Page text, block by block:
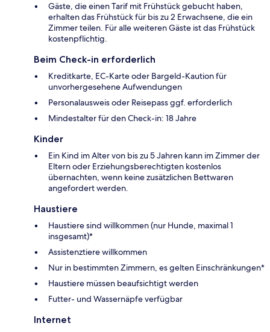
Gäste, die einen Tarif mit Frühstück gebucht haben,
erhalten das Frühstück für bis zu 2 Erwachsene, die ein
Zimmer teilen. Für alle weiteren Gäste ist das Frühstück
kostenpflichtig.
Beim Check-in erforderlich
Kreditkarte, EC-Karte oder Bargeld-Kaution für
unvorhergesehene Aufwendungen
Personalausweis oder Reisepass ggf. erforderlich
Mindestalter für den Check-in: 18 Jahre
Kinder
Ein Kind im Alter von bis zu 5 Jahren kann im Zimmer der
Eltern oder Erziehungsberechtigten kostenlos
übernachten, wenn keine zusätzlichen Bettwaren
angefordert werden.
Haustiere
Haustiere sind willkommen (nur Hunde, maximal 1
insgesamt)*
Assistenztiere willkommen
Nur in bestimmten Zimmern, es gelten Einschränkungen*
Haustiere müssen beaufsichtigt werden
Futter- und Wassernäpfe verfügbar
Internet